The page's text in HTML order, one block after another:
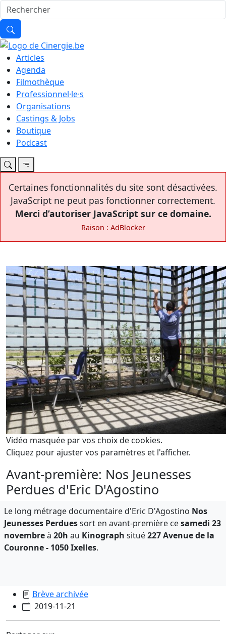
Articles
Agenda
Filmothèque
Professionnel·le·s
Organisations
Castings & Jobs
Boutique
Podcast
Certaines fonctionnalités du site sont désactivées.
JavaScript ne peut pas fonctionner correctement.
Merci d’autoriser JavaScript sur ce domaine.
Raison : AdBlocker
Vidéo masquée par vos choix de cookies.
Cliquez pour ajuster vos paramètres et l'afficher.
Avant-première: Nos Jeunesses
Perdues d'Eric D'Agostino
Le long métrage documentaire d'Eric D'Agostino Nos
Jeunesses Perduessort en avant-première cesamedi 23
novembreà 20h au Kinograph situé227 Avenue de la
Couronne - 1050 Ixelles.
Brève archivée
2019-11-21